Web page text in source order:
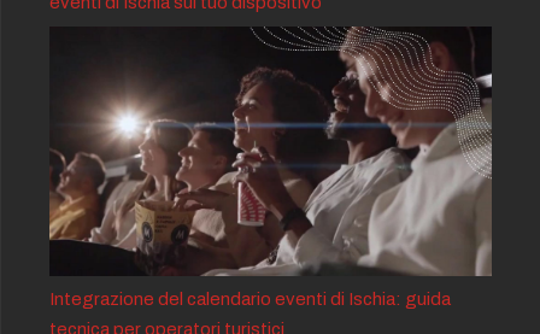
Integrazione del calendario eventi di Ischia: guida
tecnica per operatori turistici